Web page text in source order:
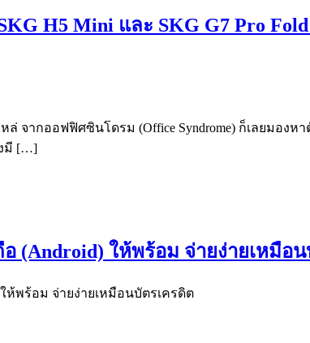
H5 Mini และ SKG G7 Pro
จากออฟฟิศซินโดรม (Office Syndrome) ก็เลยมอง
งมี […]
(Android) ให้พร้อม จ่ายง่ายเหมือ